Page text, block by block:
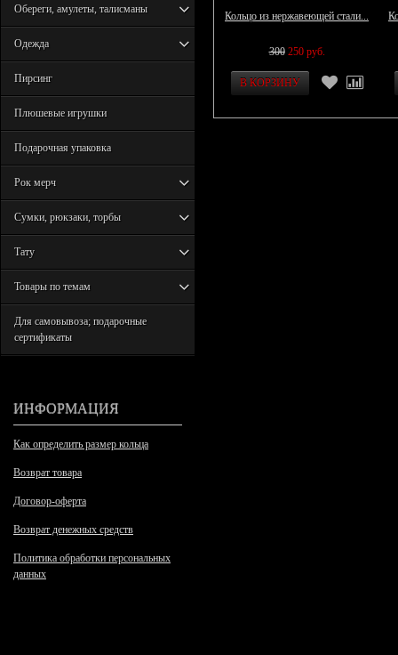
Обереги, амулеты, талисманы
Одежда
Пирсинг
Плюшевые игрушки
Подарочная упаковка
Рок мерч
Сумки, рюкзаки, торбы
Тату
Товары по темам
Для самовывоза; подарочные
сертификаты
ИНФОРМАЦИЯ
Как определить размер кольца
Возврат товара
Договор-оферта
Возврат денежных средств
Политика обработки персональных
данных
Кольцо из нержавеющей стали...
300 250 руб.